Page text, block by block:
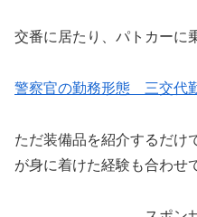
交番に居たり、パトカーに
警察官の勤務形態 三交代
ただ装備品を紹介するだけ
が身に着けた経験も合わせ